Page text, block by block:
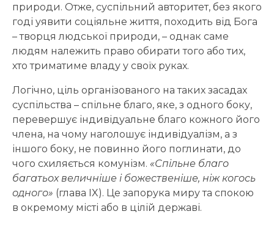
природи. Отже, суспільний авторитет, без якого
годі уявити соціяльне життя, походить від Бога
– творця людської природи, – однак саме
людям належить право обирати того або тих,
хто триматиме владу у своїх руках.
Логічно, ціль організованого на таких засадах
суспільства – спільне благо, яке, з одного боку,
перевершує індивідуальне благо кожного його
члена, на чому наголошує індивідуалізм, а з
іншого боку, не повинно його поглинати, до
чого схиляється комунізм. «Спільне благо
багатьох величніше і божественіше, ніж когось
одного» (глава IX). Це запорука миру та спокою
в окремому місті або в цілій державі.